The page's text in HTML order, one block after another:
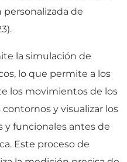
personalizada de
la simulación de
lo que permite a los
los movimientos de los
y visualizar los
y funcionales antes de
Este proceso de